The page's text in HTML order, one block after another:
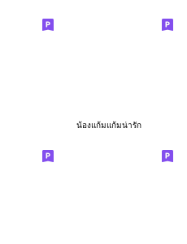
น้องแก้มแก้มน่ารัก